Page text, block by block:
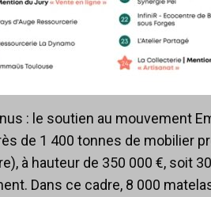
: le soutien au mouvement
de 1 400 tonnes de mobilier
à hauteur de 350 000 €, soit
Dans ce cadre, 8 000